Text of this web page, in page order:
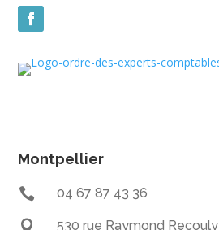
Montpellier
 04 67 87 43 36

530 rue Raymond Recouly